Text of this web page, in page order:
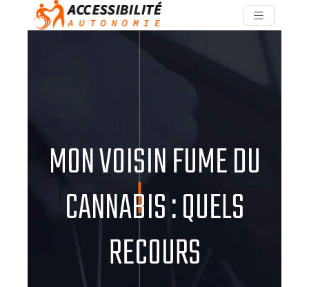
MON VOISIN FUME DU
CANNABIS : QUELS
RECOURS